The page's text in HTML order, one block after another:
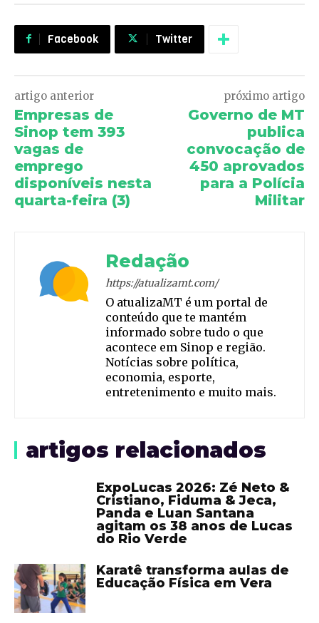
Facebook Twitter
artigo anterior
Empresas de
Sinop tem 393
vagas de
emprego
disponíveis nesta
quarta-feira (3)
próximo artigo
Governo de MT
publica
convocação de
450 aprovados
para a Polícia
Militar
Redação
https://atualizamt.com/
O atualizaMT é um portal de
conteúdo que te mantém
informado sobre tudo o que
acontece em Sinop e região.
Notícias sobre política,
economia, esporte,
entretenimento e muito mais.
artigos relacionados
ExpoLucas 2026: Zé Neto &
Cristiano, Fiduma & Jeca,
Panda e Luan Santana
agitam os 38 anos de Lucas
do Rio Verde
Karatê transforma aulas de
Educação Física em Vera